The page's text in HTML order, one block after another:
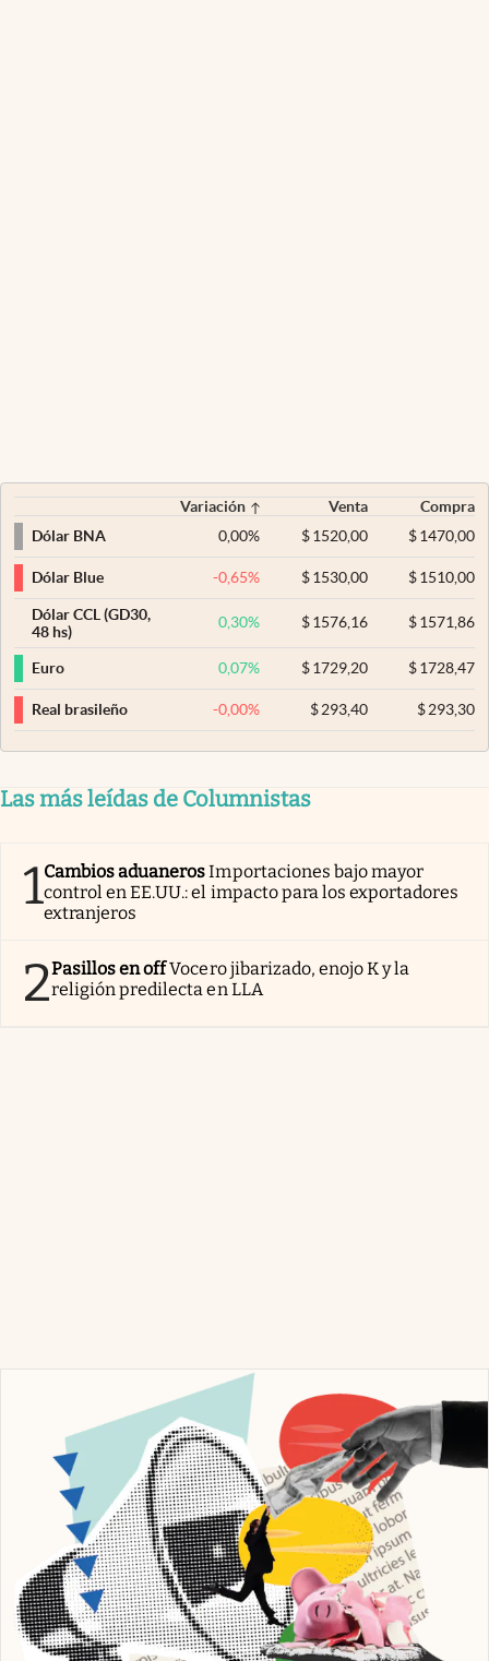
Variación Venta
Compra
Dólar BNA
0,00% $ 1520,00 $1470,00
Dólar Blue -0,65% $ 1530,00 $1510,00
Dólar CCL (GD30,
48 hs)
0,30% $ 1576,16 $1571,86
Euro 0,07% $ 1729,20 $1728,47
Real brasileño -0,00% $ 293,40 $293,30
Las más leídas de Columnistas
1Cambios aduanerosImportaciones bajo mayor
control en EE.UU.: el impacto para los exportadores
extranjeros
2Pasillos en offVocero jibarizado, enojo K y la
religión predilecta en LLA